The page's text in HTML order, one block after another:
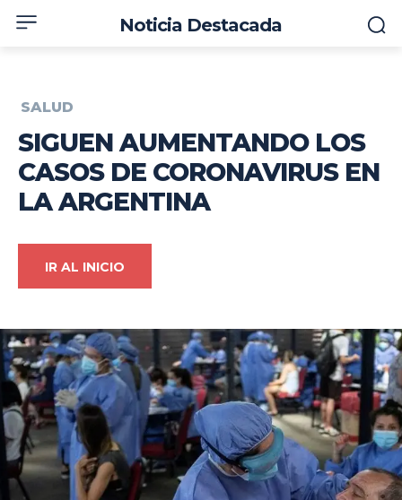
Noticia Destacada
SALUD
SIGUEN AUMENTANDO LOS
CASOS DE CORONAVIRUS EN
LA ARGENTINA
IR AL INICIO